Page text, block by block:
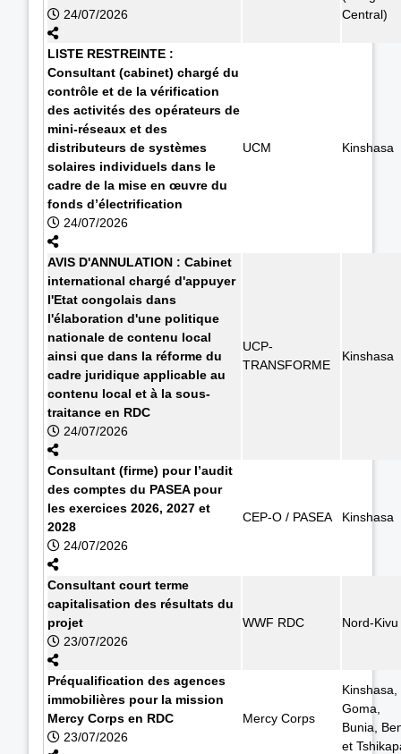
24/07/2026
Central)
LISTE RESTREINTE :
Consultant (cabinet) chargé du
contrôle et de la vérification
des activités des opérateurs de
mini-réseaux et des
distributeurs de systèmes
solaires individuels dans le
cadre de la mise en œuvre du
fonds d’électrification
24/07/2026
UCM Kinshasa
AVIS D'ANNULATION : Cabinet
international chargé d'appuyer
l'Etat congolais dans
l'élaboration d'une politique
nationale de contenu local
ainsi que dans la réforme du
cadre juridique applicable au
contenu local et à la sous-
traitance en RDC
24/07/2026
UCP-
TRANSFORME
Kinshasa
Consultant (firme) pour l’audit
des comptes du PASEA pour
les exercices 2026, 2027 et
2028
24/07/2026
CEP-O / PASEA Kinshasa
Consultant court terme
capitalisation des résultats du
projet
23/07/2026
WWF RDC Nord-Kivu
Préqualification des agences
immobilières pour la mission
Mercy Corps en RDC
23/07/2026
Mercy Corps
Kinshasa,
Goma,
Bunia,
et